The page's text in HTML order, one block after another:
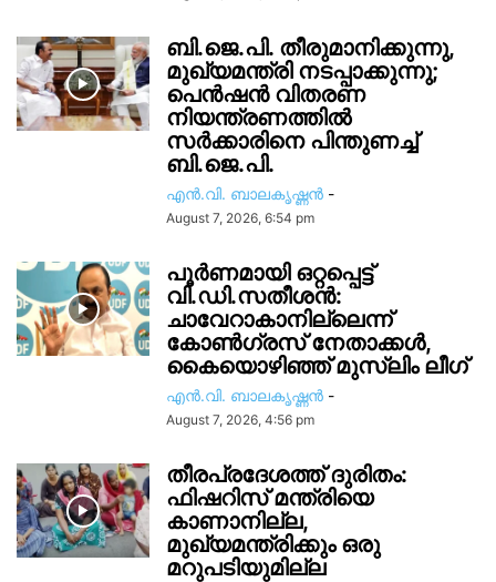
ബി.ജെ.പി. തീരുമാനിക്കുന്നു,
മുഖ്യമന്ത്രി നടപ്പാക്കുന്നു;
പെൻഷൻ വിതരണ
നിയന്ത്രണത്തിൽ
സ‍ർക്കാരിനെ പിന്തുണച്ച്
ബി.ജെ.പി.
എൻ.വി. ബാലകൃഷ്ണൻ -
August 7, 2026, 6:54 pm
പൂർണമായി ഒറ്റപ്പെട്ട്
വി.ഡി.സതീശൻ:
ചാവേറാകാനില്ലെന്ന്
കോൺഗ്രസ് നേതാക്കൾ,
കൈയൊഴിഞ്ഞ് മുസ്ലിം ലീഗ്
എൻ.വി. ബാലകൃഷ്ണൻ -
August 7, 2026, 4:56 pm
തീരപ്രദേശത്ത് ദുരിതം:
ഫിഷറിസ്‌ മന്ത്രിയെ
കാണാനില്ല,
മുഖ്യമന്ത്രിക്കും ഒരു
മറുപടിയുമില്ല